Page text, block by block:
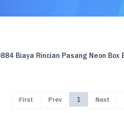
Biaya Rincian Pasang Neon Box
First Prev 1 Next